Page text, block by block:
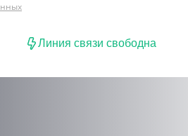
Линия связи свободна